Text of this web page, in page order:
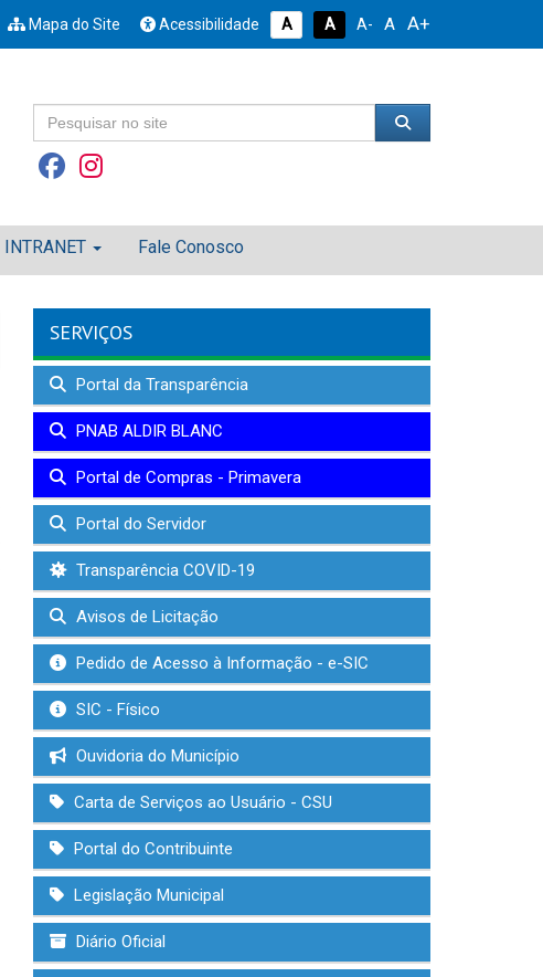
Mapa do Site Acessibilidade A A A- A A+
INTRANET Fale Conosco
SERVIÇOS
Portal da Transparência
PNAB ALDIR BLANC
Portal de Compras - Primavera
Portal do Servidor
Transparência COVID-19
Avisos de Licitação
Pedido de Acesso à Informação - e-SIC
SIC - Físico
Ouvidoria do Município
Carta de Serviços ao Usuário - CSU
Portal do Contribuinte
Legislação Municipal
Diário Oficial